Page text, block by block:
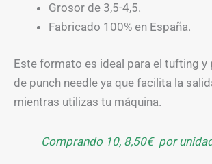
Grosor de 3,5-4,5.
Fabricado 100% en España.
Este formato es ideal para el tufting y
de punch needle ya que facilita la
mientras utilizas tu máquina.
Comprando 10, 8,50€ por